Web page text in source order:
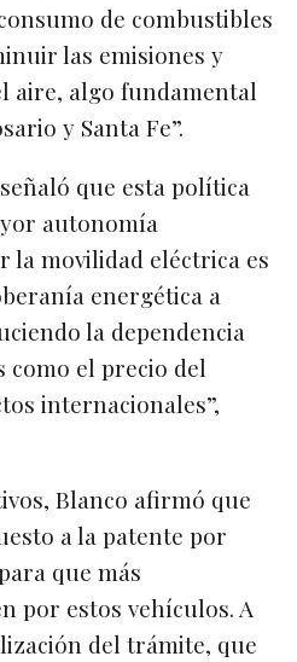
de combustibles
las emisiones y
aire, algo fundamental
y Santa Fe”.
que esta política
autonomía
la movilidad eléctrica es
energética a
la dependencia
como el precio del
internacionales”,
Blanco afirmó que
a la patente por
que más
por estos vehículos. A
del trámite, que